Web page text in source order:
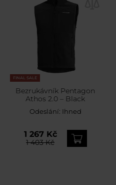
FINAL SALE
Bezrukávník Pentagon
Athos 2.0 – Black
Odeslání: Ihned
1 267 Kč
1 403 Kč